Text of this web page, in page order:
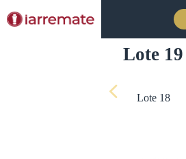
Lote 19
Lote 18